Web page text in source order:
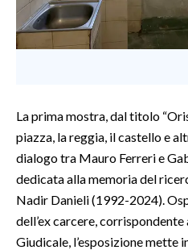
La prima mostra, dal titolo
piazza, la reggia, il castello e
dialogo tra Mauro Ferreri e
dedicata alla memoria del
Nadir Danieli (1992-2024).
dell’ex carcere, corrispondente
Giudicale, l’esposizione mette